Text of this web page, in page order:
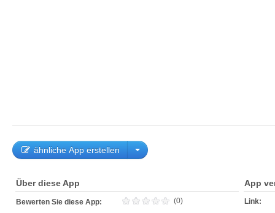
ähnliche App erstellen
Über diese App
Bewerten Sie diese App: (0)
App
Link: